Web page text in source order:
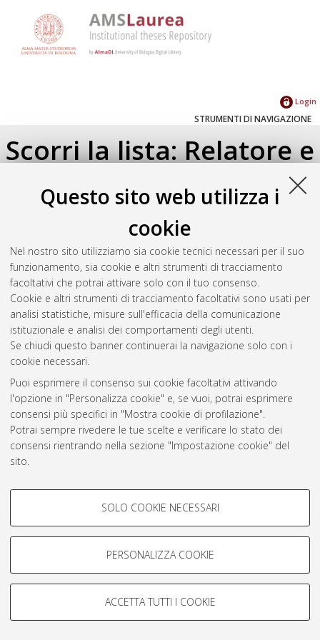
Questo sito web utilizza i
cookie
Nel nostro sito utilizziamo sia cookie tecnici necessari per il suo
funzionamento, sia cookie e altri strumenti di tracciamento
facoltativi che potrai attivare solo con il tuo consenso.
Cookie e altri strumenti di tracciamento facoltativi sono usati per
analisi statistiche, misure sull'efficacia della comunicazione
istituzionale e analisi dei comportamenti degli utenti.
Se chiudi questo banner continuerai la navigazione solo con i
cookie necessari.
Puoi esprimere il consenso sui cookie facoltativi attivando
l'opzione in "Personalizza cookie" e, se vuoi, potrai esprimere
consensi più specifici in "Mostra cookie di profilazione".
Potrai sempre rivedere le tue scelte e verificare lo stato dei
consensi rientrando nella sezione "Impostazione cookie" del
sito.
COOKIE DI PROFILAZIONE -
Si tratta di cookie utilizzati per analizzare le caratteristiche della
navigazione degli utenti, creare profili in base al loro comportamento
Mostra cookie di profilazione
COOKIE TECNICI - NECESSARI
SOLO COOKIE NECESSARI
PERSONALIZZA COOKIE
ACCETTA TUTTI I COOKIE
Login
STRUMENTI DI NAVIGAZIONE
Scorri la lista: Relatore e
Correlatore
Seleziona un valore dall'elenco sottostante.
2012(1)
Atom
Rss 1.0
Rss 2.0
AMS Laurea
Servizio implementato e gestito da AlmaDL
Impostazioni Cookie
© ALMA MATER STUDIORUM - Università di Bologna, 2007-2026.